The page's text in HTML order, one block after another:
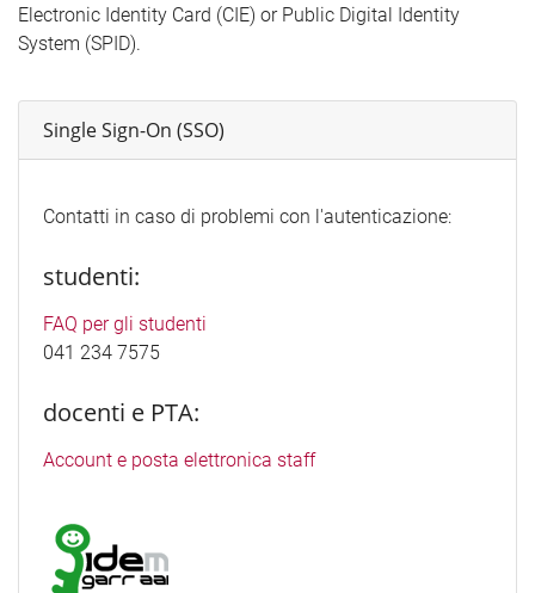
Electronic Identity Card (CIE) or Public Digital Identity
System (SPID).
Single Sign-On (SSO)
Contatti in caso di problemi con l'autenticazione:
studenti:
FAQ per gli studenti
041 234 7575
docenti e PTA:
Account e posta elettronica staff